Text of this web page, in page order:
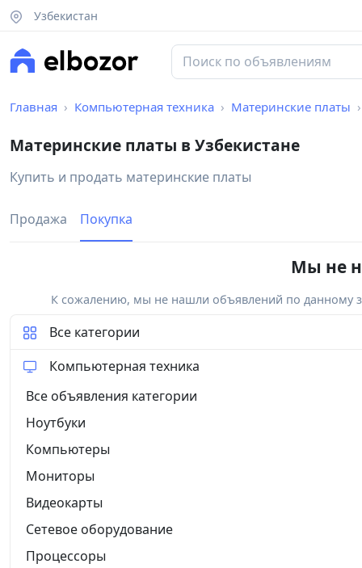
Узбекистан
Главная Компьютерная техника Материнские платы
Материнские платы в Узбекистане
Купить и продать материнские платы
Продажа Покупка
Мы не
К сожалению, мы не нашли объявлений по данному
Все категории
Компьютерная техника
Все объявления категории
Ноутбуки
Компьютеры
Мониторы
Видеокарты
Сетевое оборудование
Процессоры